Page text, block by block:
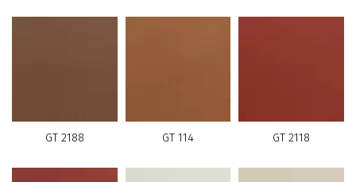
GT 2188 GT 114 GT 2118